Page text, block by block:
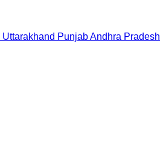
Uttarakhand PunjabAndhra Pradesh